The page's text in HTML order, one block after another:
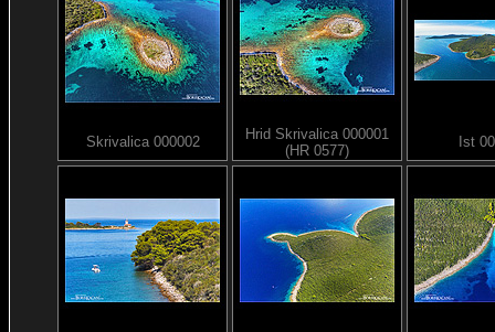
Skrivalica 000002
Hrid Skrivalica 000001
(HR 0577)
Ist